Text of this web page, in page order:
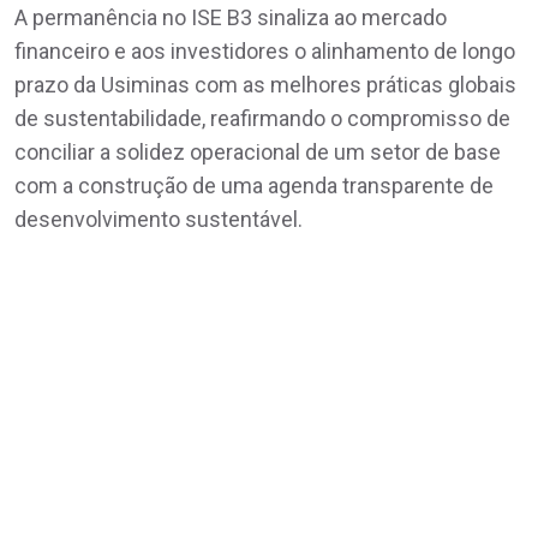
A permanência no ISE B3 sinaliza ao mercado
financeiro e aos investidores o alinhamento de longo
prazo da Usiminas com as melhores práticas globais
de sustentabilidade, reafirmando o compromisso de
conciliar a solidez operacional de um setor de base
com a construção de uma agenda transparente de
desenvolvimento sustentável.